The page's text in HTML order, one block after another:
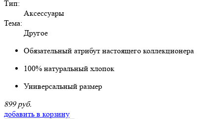
Тип:
Аксессуары
Тема:
Другое
Обязательный атрибут настоящего коллекционера
100% натуральный хлопок
Универсальный размер
899 руб.
добавить в корзину